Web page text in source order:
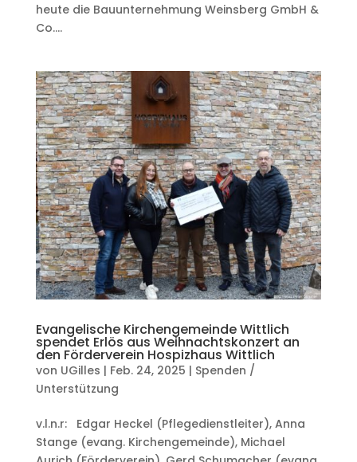
heute die Bauunternehmung Weinsberg GmbH &
Co....
Evangelische Kirchengemeinde Wittlich
spendet Erlös aus Weihnachtskonzert an
den Förderverein Hospizhaus Wittlich
von UGilles | Feb. 24, 2025 | Spenden /
Unterstützung
v.l.n.r: Edgar Heckel (Pflegedienstleiter), Anna
Stange (evang. Kirchengemeinde), Michael